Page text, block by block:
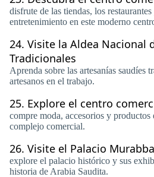
disfrute de las tiendas, los
entretenimiento en este moderno
24. Visite la Aldea Nacional
Tradicionales
Aprenda sobre las artesanías saudíes
artesanos en el trabajo.
25. Explore el centro
compre moda, accesorios y productos
complejo comercial.
26. Visite el Palacio Murabba
explore el palacio histórico y sus
historia de Arabia Saudita.